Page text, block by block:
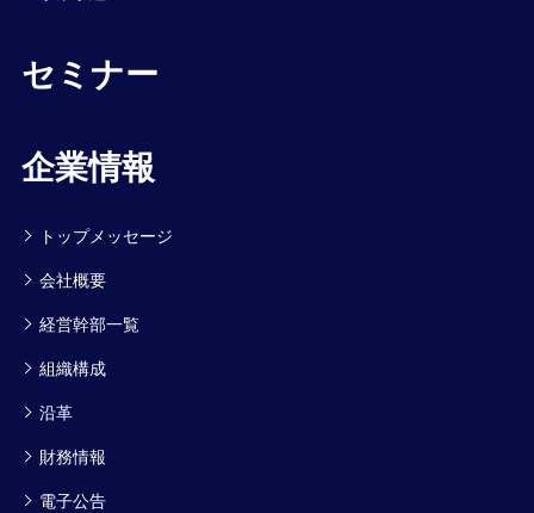
セミナー
企業情報
トップメッセージ
会社概要
経営幹部一覧
組織構成
沿革
財務情報
電子公告